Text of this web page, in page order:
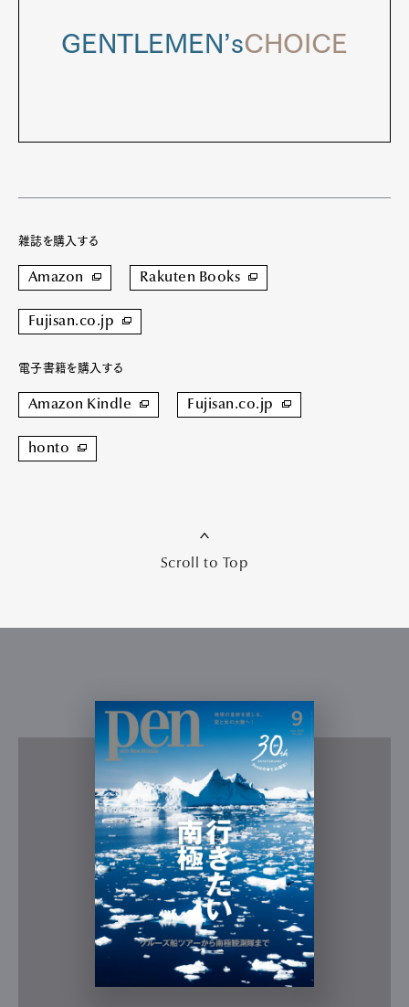
GENTLEMEN’sCHOICE
雑誌を購入する
Amazon Rakuten Books
Fujisan.co.jp
電子書籍を購入する
Amazon Kindle Fujisan.co.jp
honto
Scroll to Top